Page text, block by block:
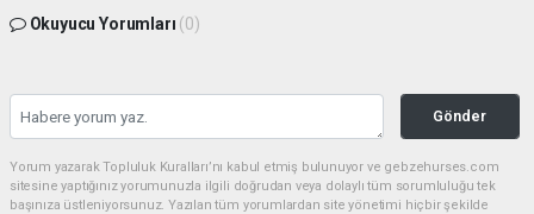
Okuyucu Yorumları (0)
Gönder
Yorum yazarak Topluluk Kuralları’nı kabul etmiş bulunuyor ve gebzehurses.com
sitesine yaptığınız yorumunuzla ilgili doğrudan veya dolaylı tüm sorumluluğu tek
başınıza üstleniyorsunuz. Yazılan tüm yorumlardan site yönetimi hiçbir şekilde